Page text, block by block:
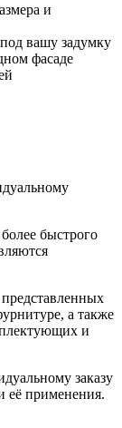
и
вашу задумку
фасаде
быстрого
а также
и
заказу
её применения.